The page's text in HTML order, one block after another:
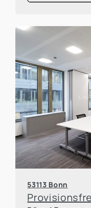
53113 Bonn